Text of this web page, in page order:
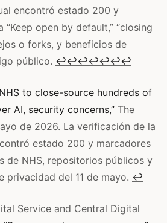
encontró estado 200 y
“Keep open by default,” “closing
o forks, y beneficios de
público. ↩↩↩↩↩↩↩
to close-source hundreds of
AI, security concerns,” The
de 2026. La verificación de la
estado 200 y marcadores
de NHS, repositorios públicos y
privacidad del 11 de mayo. ↩
Service and Central Digital